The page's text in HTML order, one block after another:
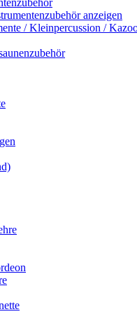
anzeigen
/ Kleinpercussion /